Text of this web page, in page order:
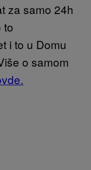
za samo 24h
to
i to u Domu
o samom